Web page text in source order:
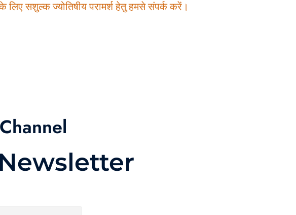
लिए सशुल्क ज्योतिषीय परामर्श हेतु हमसे संपर्क करें।